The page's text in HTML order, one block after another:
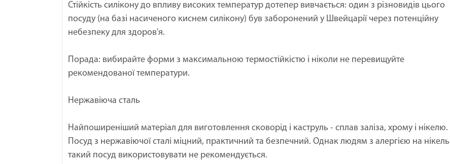
Стійкість силікону до впливу високих температур дотепер вивчається: один з різновидів цього
посуду (на базі насиченого киснем силікону) був заборонений у Швейцарії через потенційну
небезпеку для здоров'я.
Порада: вибирайте форми з максимальною термостійкістю і ніколи не перевищуйте
рекомендованої температури.
Нержавіюча сталь
Найпоширеніший матеріал для виготовлення сковорід і каструль - сплав заліза, хрому і нікелю.
Посуд з нержавіючої сталі міцний, практичний та безпечний. Однак людям з алергією на нікель
такий посуд використовувати не рекомендується.